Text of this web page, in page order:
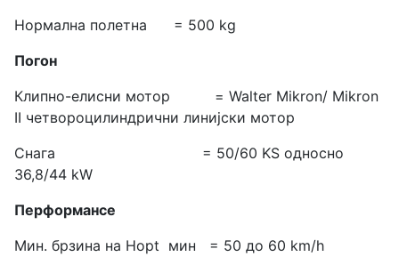
Нормална полетна = 500 kg
Погон
Клипно-елисни мотор = Walter Mikron/ Mikron
II четвороцилиндрични линијски мотор
Снага = 50/60 KS односно
36,8/44 kW
Перформансе
Мин. брзина на Hopt мин = 50 до 60 km/h